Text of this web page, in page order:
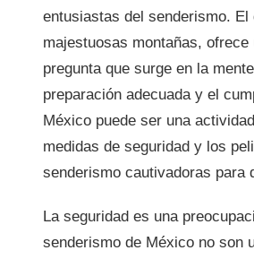
entusiastas del senderismo.
majestuosas montañas,
pregunta que surge en la
preparación adecuada y el
México puede ser una
medidas de seguridad y los
senderismo cautivadoras para
La seguridad es una
senderismo de México no son